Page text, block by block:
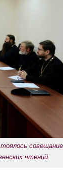
совещание
чтений